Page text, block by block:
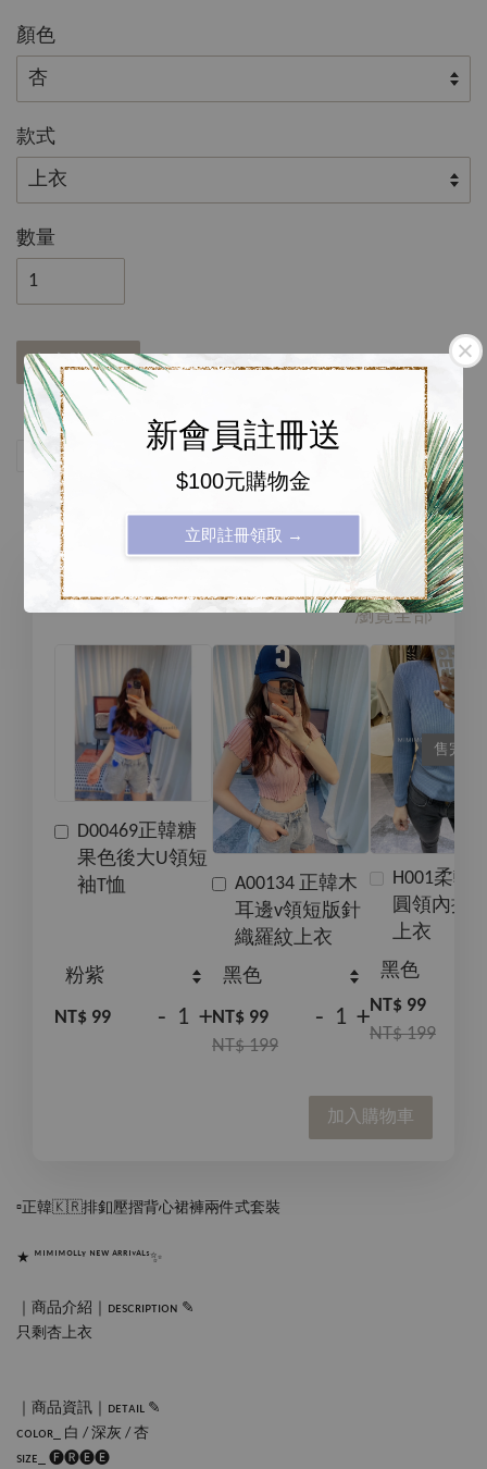
新會員註冊送
$100元購物金
立即註冊領取 →
顏色
款式
數量
加入購物車
分享 Tweet Pin it LINE
99元加購價專區
瀏覽全部
D00469正韓糖
果色後大U領短
袖T恤
NT$ 99 - +
A00134 正韓木
耳邊v領短版針
織羅紋上衣
NT$ 99
NT$ 199
- +
售完
H001柔軟
圓領內搭
上衣
NT$ 99
NT$ 199
加入購物車
▫️正韓🇰🇷排釦壓摺背心裙褲兩件式套裝
★ ᴹᴵᴹᴵᴹᴼᴸᴸᵞ ᴺᴱᵂ ᴬᴿᴿᴵᵛᴬᴸˢ✨
｜商品介紹｜ᴅᴇsᴄʀɪᴘᴛɪᴏɴ ✎
只剩杏上衣
｜商品資訊｜ᴅᴇᴛᴀɪʟ ✎
ᴄᴏʟᴏʀ_ 白 / 深灰 / 杏
sɪᴢᴇ_ 🅕🅡🅔🅔